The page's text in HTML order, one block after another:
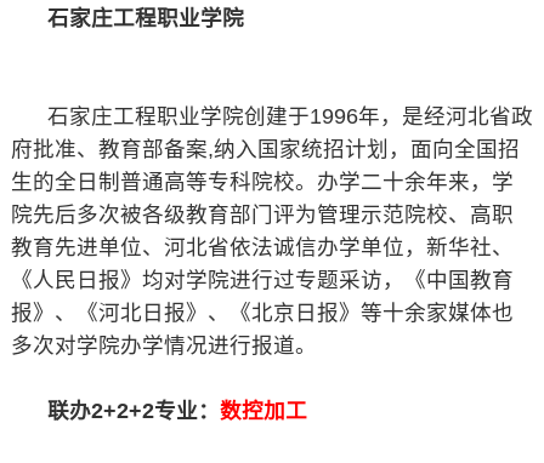
石家庄工程职业学院
石家庄工程职业学院创建于1996年，是经河北省政
府批准、教育部备案,纳入国家统招计划，面向全国招
生的全日制普通高等专科院校。办学二十余年来，学
院先后多次被各级教育部门评为管理示范院校、高职
教育先进单位、河北省依法诚信办学单位，新华社、
《人民日报》均对学院进行过专题采访，《中国教育
报》、《河北日报》、《北京日报》等十余家媒体也
多次对学院办学情况进行报道。
联办2+2+2专业： 数控加工